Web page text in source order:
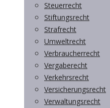
Steuerrecht
Stiftungsrecht
Strafrecht
Umweltrecht
Verbraucherrecht
Vergaberecht
Verkehrsrecht
Versicherungsrecht
Verwaltungsrecht